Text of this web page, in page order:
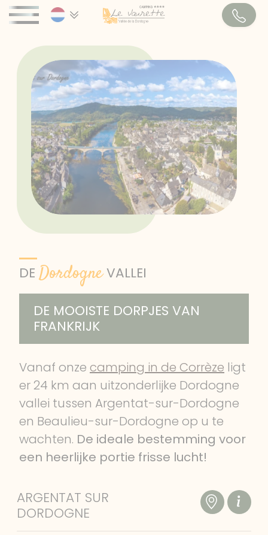
DE CAMPING
WELKOM
ACTIVITEITEN & DIENSTEN
VERHUUR
STACARAVANS
STAANPLAATSEN
PLATTEGROND
TOURISME & ACTIVITEITEN
DORDOGNE VALLEI
WANDELEN & HIKING
PRAKTISCHE INFO
BEOORDELINGEN
DE DordogneVALLEI
DE MOOISTE DORPJES VAN
FRANKRIJK
Vanaf onze camping in de Corrèze ligt
er 24 km aan uitzonderlijke Dordogne
vallei tussen Argentat-sur-Dordogne
en Beaulieu-sur-Dordogne op u te
wachten. De ideale bestemming voor
een heerlijke portie frisse lucht!
ARGENTAT SUR
DORDOGNE
Cookies beheer paneel